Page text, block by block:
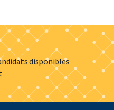
disponibles